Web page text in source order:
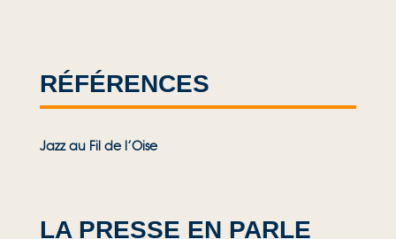
RÉFÉRENCES
Jazz au Fil de l’Oise
LA PRESSE EN PARLE